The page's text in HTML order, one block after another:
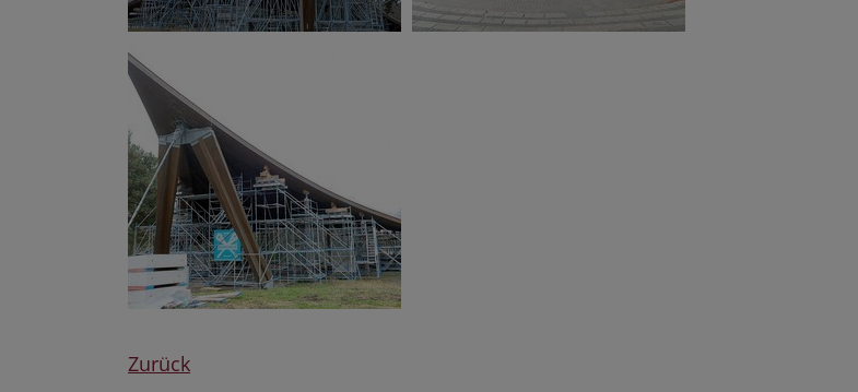
Zurück